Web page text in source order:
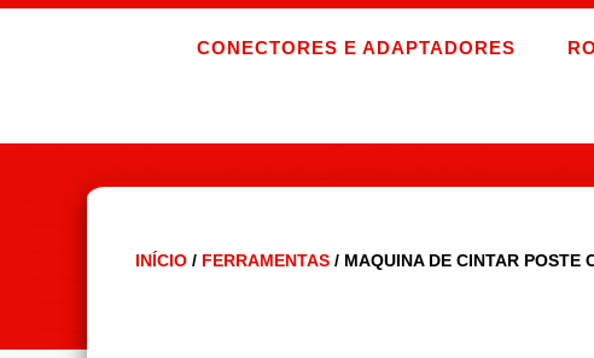
CONECTORES E ADAPTADORES
INÍCIO / FERRAMENTAS / MAQUINA DE CINTAR POSTE